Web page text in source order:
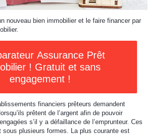
nouveau bien immobilier et le faire financer par
Assurance Prêt
! Gratuit et sans
engagement !
financiers prêteurs demandent
prêtent de l’argent afin de pouvoir
s’il y a défaillance de l’emprunteur. Ces
sous plusieurs formes. La plus courante est